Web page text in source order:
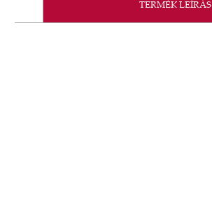
TERMÉK LEÍRÁS